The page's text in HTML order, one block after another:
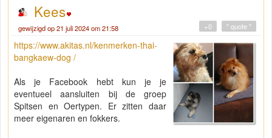
Kees
gewijzigd op 21 juli 2024 om 21:58 " quote "
+0
https://www.akitas.nl/kenmerken-thai-
bangkaew-dog /
Als je Facebook hebt kun je je
eventueel aansluiten bij de groep
Spitsen en Oertypen. Er zitten daar
meer eigenaren en fokkers.